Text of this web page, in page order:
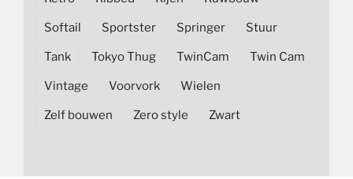
Softail Sportster Springer Stuur
Tank Tokyo Thug TwinCam Twin Cam
Vintage Voorvork Wielen
Zelf bouwen Zero style Zwart